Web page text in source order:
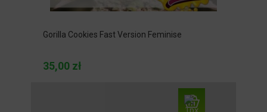
Gorilla Cookies Fast Version Feminise
35,00 zł